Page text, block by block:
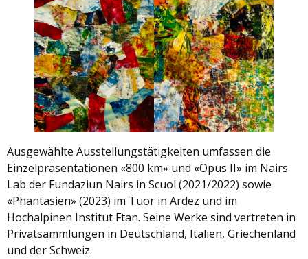
Ausgewählte Ausstellungstätigkeiten umfassen die
Einzelpräsentationen «800 km» und «Opus II» im Nairs
Lab der Fundaziun Nairs in Scuol (2021/2022) sowie
«Phantasien» (2023) im Tuor in Ardez und im
Hochalpinen Institut Ftan. Seine Werke sind vertreten in
Privatsammlungen in Deutschland, Italien, Griechenland
und der Schweiz.